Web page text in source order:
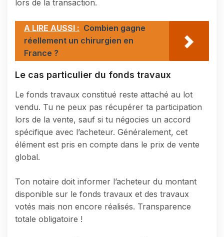
lors de la transaction.
A LIRE AUSSI : Combien gagne
réellement un chirurgien en
France ?
Le cas particulier du fonds travaux
Le fonds travaux constitué reste attaché au lot
vendu. Tu ne peux pas récupérer ta participation
lors de la vente, sauf si tu négocies un accord
spécifique avec l’acheteur. Généralement, cet
élément est pris en compte dans le prix de vente
global.
Ton notaire doit informer l’acheteur du montant
disponible sur le fonds travaux et des travaux
votés mais non encore réalisés. Transparence
totale obligatoire !